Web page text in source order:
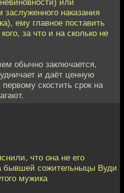
наказания
ему главное поставить
за что и на сколько не
обычно заключается,
и даёт ценную
скостить срок на
что она не его
бывшей сожительныцы Вуди
мужика